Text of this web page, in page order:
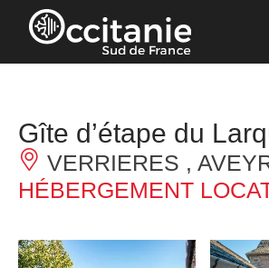
Panneau de gestion des cookies
Gîte d’étape du
VERRIERES ,
HÉBERGEMENT